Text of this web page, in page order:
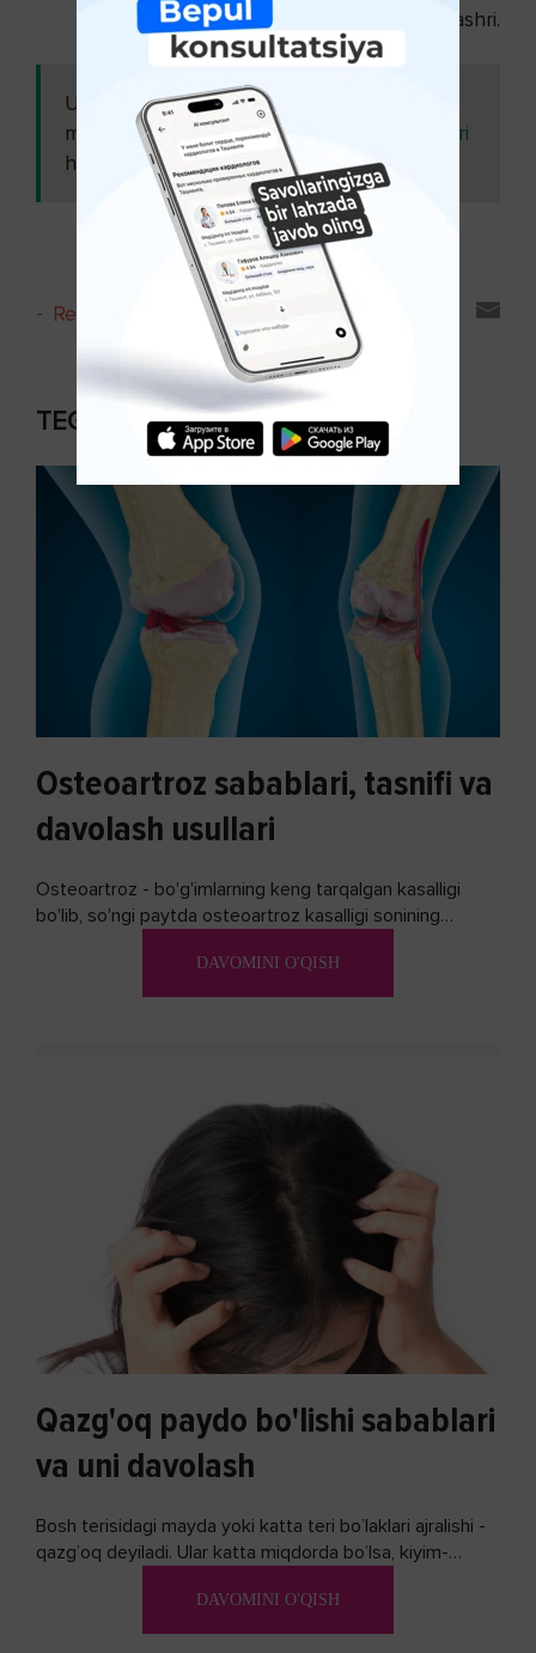
© Hadya.uz nashri.
Ushbu
maqolani
ham o'qing:
Mavsumiy allergik rinit -
alomatlar, kelib chiqish sabablari
va tashxislash ( 1-qism )
- Reyting va sharhlar
TEGISHLI MAQOLALAR
Osteoartroz sabablari, tasnifi va
davolash usullari
Osteoartroz - bo'g'imlarning keng tarqalgan kasalligi
bo'lib, so'ngi paytda osteoartroz kasalligi sonining
DAVOMINI O'QISH
Qazg'oq paydo bo'lishi sabablari
va uni davolash
Bosh terisidagi mayda yoki katta teri bo’laklari ajralishi -
qazg’oq deyiladi. Ular katta miqdorda bo’lsa, kiyim-
DAVOMINI O'QISH